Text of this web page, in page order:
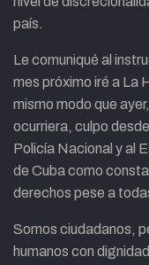
país.
Le comuniqué al
mes próximo iré a La
mismo modo que
ocurriera, culpo
Policía Nacional y al
de Cuba como
derechos pese a
Somos ciudadanos,
humanos con